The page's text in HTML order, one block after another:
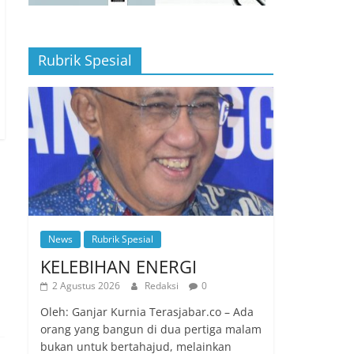
Rubrik Spesial
News Rubrik Spesial
KELEBIHAN ENERGI
2 Agustus 2026 Redaksi 0
Oleh: Ganjar Kurnia Terasjabar.co – Ada
orang yang bangun di dua pertiga malam
bukan untuk bertahajud, melainkan